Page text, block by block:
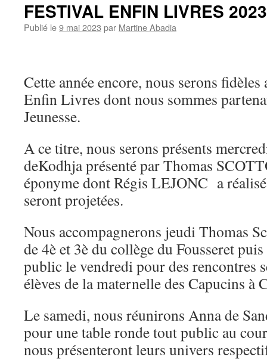
FESTIVAL ENFIN LIVRES 2023
Publié le9 mai 2023 par Martine Abadia
Cette année encore, nous serons
Enfin Livres dont nous sommes
Jeunesse.
A ce titre, nous serons présents
deKodhja présenté par Thomas
éponyme dont Régis LEJONC a
seront projetées.
Nous accompagnerons jeudi Thomas
de 4è et 3è du collège du Fousseret
public le vendredi pour des rencontres
élèves de la maternelle des Capucins à
Le samedi, nous réunirons Anna de
pour une table ronde tout public au
nous présenteront leurs univers